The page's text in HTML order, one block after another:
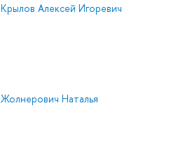
Крылов Алексей Игоревич
Жолнерович Наталья